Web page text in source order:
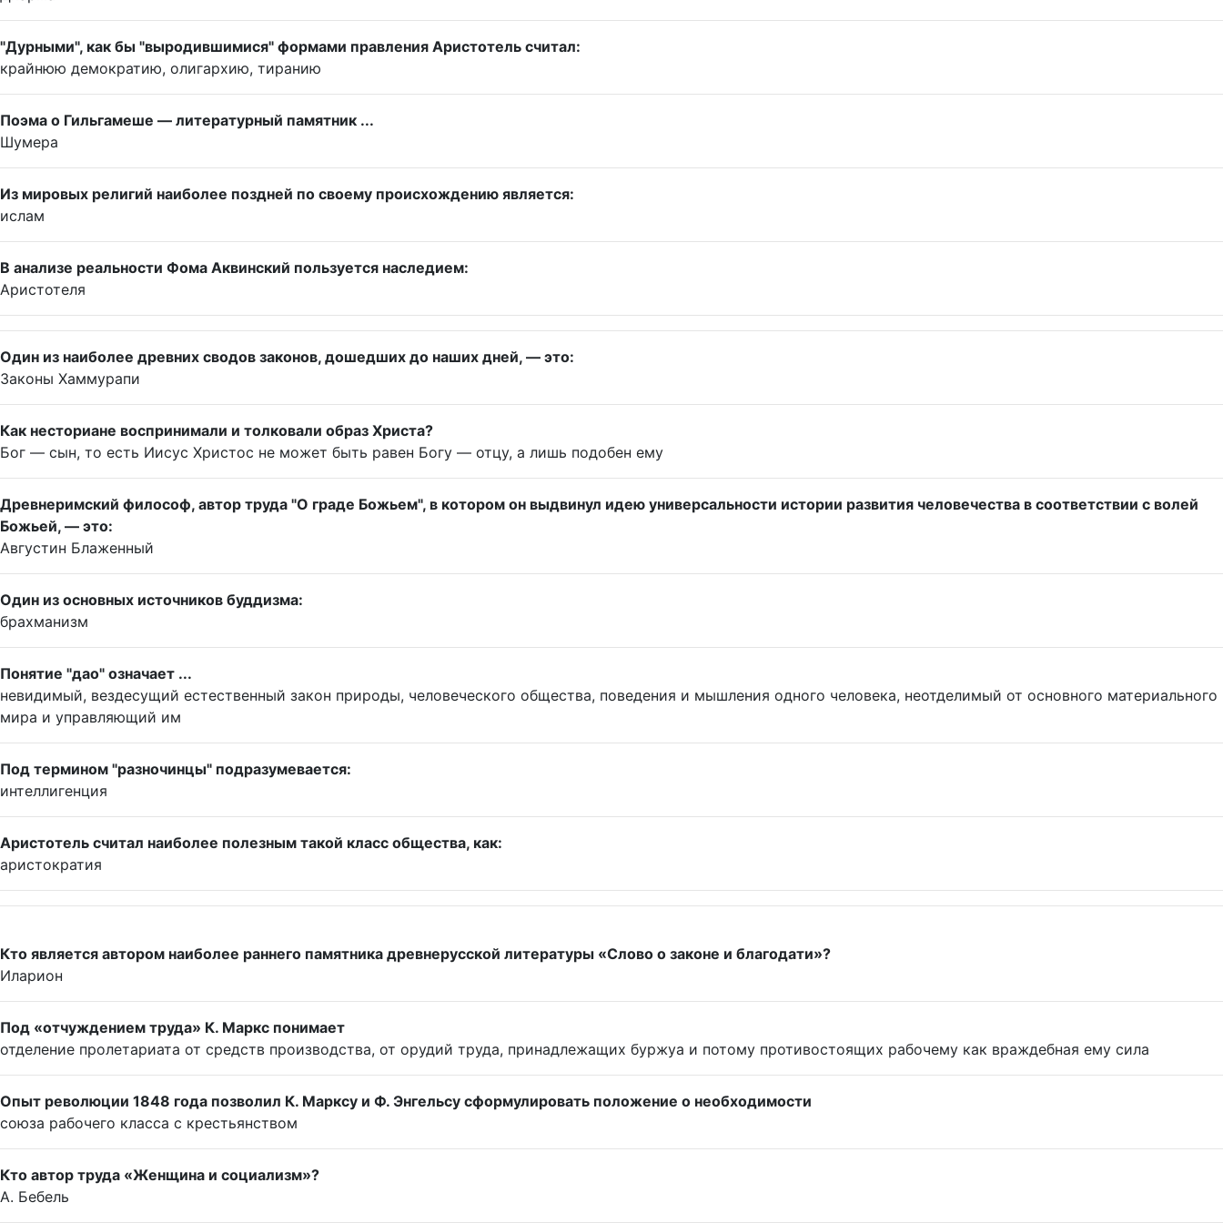
"Дурными", как бы "выродившимися" формами правления Аристотель считал:
крайнюю демократию, олигархию, тиранию
Поэма о Гильгамеше — литературный памятник ...
Шумера
Из мировых религий наиболее поздней по своему происхождению является:
ислам
В анализе реальности Фома Аквинский пользуется наследием:
Аристотеля
Один из наиболее древних сводов законов, дошедших до наших дней, — это:
Законы Хаммурапи
Как несториане воспринимали и толковали образ Христа?
Бог — сын, то есть Иисус Христос не может быть равен Богу — отцу, а лишь подобен ему
Древнеримский философ, автор труда "О граде Божьем", в котором он выдвинул идею универсальности истории развития человечества в соответствии с волей
Божьей, — это:
Августин Блаженный
Один из основных источников буддизма:
брахманизм
Понятие "дао" означает ...
невидимый, вездесущий естественный закон природы, человеческого общества, поведения и мышления одного человека, неотделимый от основного материального
мира и управляющий им
Под термином "разночинцы" подразумевается:
интеллигенция
Аристотель считал наиболее полезным такой класс общества, как:
аристократия
Кто является автором наиболее раннего памятника древнерусской литературы «Слово о законе и благодати»?
Иларион
Под «отчуждением труда» К. Маркс понимает
отделение пролетариата от средств производства, от орудий труда, принадлежащих буржуа и потому противостоящих рабочему как враждебная ему сила
Опыт революции 1848 года позволил К. Марксу и Ф. Энгельсу сформулировать положение о необходимости
союза рабочего класса с крестьянством
Кто автор труда «Женщина и социализм»?
А. Бебель